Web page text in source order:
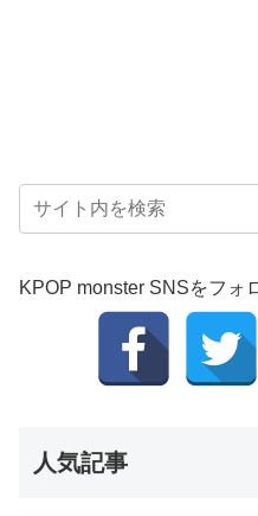
KPOP monster SNSをフォ
人気記事